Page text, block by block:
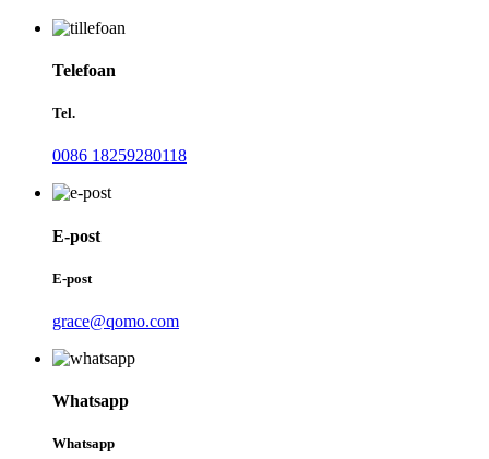
Telefoan
Tel.
0086 18259280118
E-post
E-post
grace@qomo.com
Whatsapp
Whatsapp